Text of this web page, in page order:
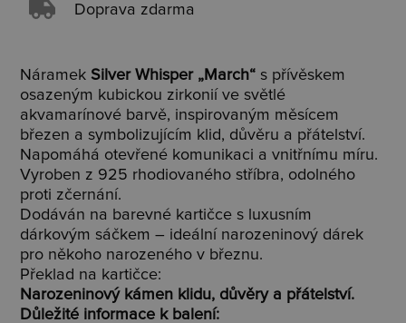
Doprava zdarma
NáramekSilver Whisper „March“ s přívěskem
osazeným kubickou zirkonií ve světlé
akvamarínové barvě, inspirovaným měsícem
březen a symbolizujícím klid, důvěru a přátelství.
Napomáhá otevřené komunikaci a vnitřnímu míru.
Vyroben z 925 rhodiovaného stříbra, odolného
proti zčernání.
Dodáván na barevné kartičce s luxusním
dárkovým sáčkem – ideální narozeninový dárek
pro někoho narozeného v březnu.
Překlad na kartičce:
Narozeninový kámen klidu, důvěry a přátelství.
Důležité informace k balení: